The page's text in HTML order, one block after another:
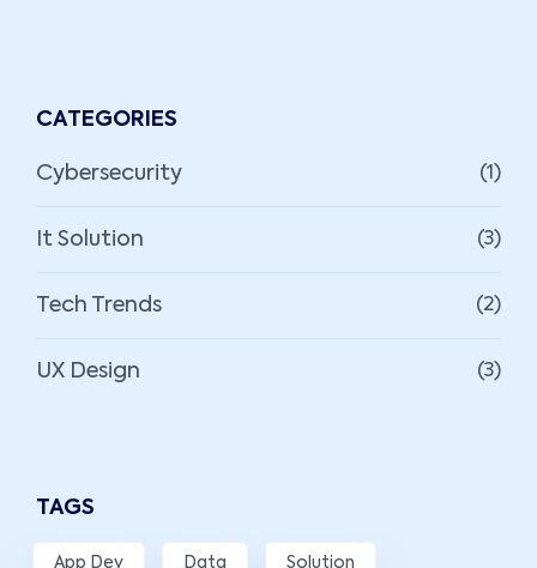
CATEGORIES
Cybersecurity (1)
It Solution (3)
Tech Trends (2)
UX Design (3)
TAGS
App Dev Data Solution